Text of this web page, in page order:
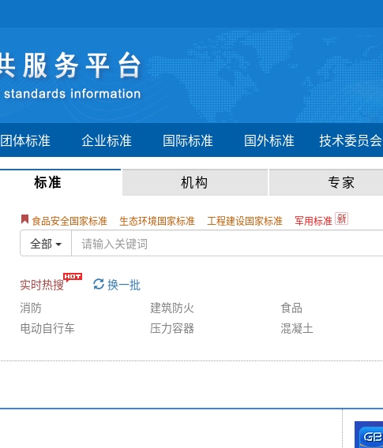
团体标准 企业标准 国际标准 国外标准 技术委员会
标准 机构 专家
食品安全国家标准 生态环境国家标准 工程建设国家标准 军用标准
全部
实时热搜 换一批
消防 建筑防火 食品
电动自行车
压力容器 混凝土